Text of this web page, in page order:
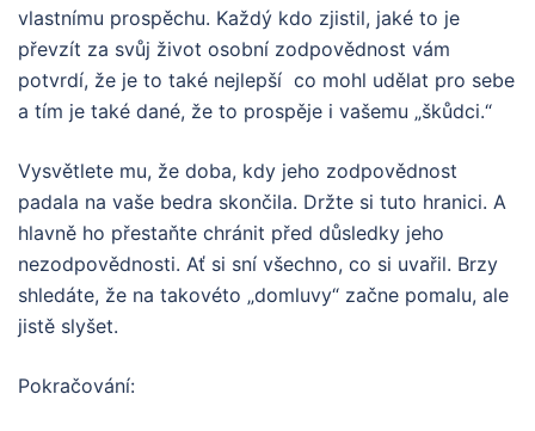
vlastnímu prospěchu. Každý kdo zjistil, jaké to je
převzít za svůj život osobní zodpovědnost vám
potvrdí, že je to také nejlepší co mohl udělat pro sebe
a tím je také dané, že to prospěje i vašemu „škůdci.“
Vysvětlete mu, že doba, kdy jeho zodpovědnost
padala na vaše bedra skončila. Držte si tuto hranici. A
hlavně ho přestaňte chránit před důsledky jeho
nezodpovědnosti. Ať si sní všechno, co si uvařil. Brzy
shledáte, že na takovéto „domluvy“ začne pomalu, ale
jistě slyšet.
Pokračování: